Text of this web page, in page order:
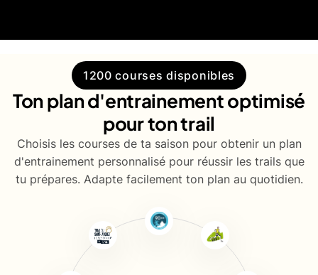
1200 courses disponibles
Ton plan d'entrainement optimisé
pour ton trail
Choisis les courses de ta saison pour obtenir un plan
d'entrainement personnalisé pour réussir les trails que
tu prépares. Adapte facilement ton plan au quotidien.